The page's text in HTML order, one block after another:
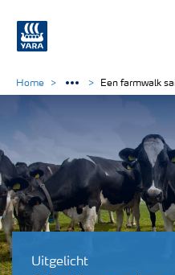
Uitgelicht
Home Een farmwalk